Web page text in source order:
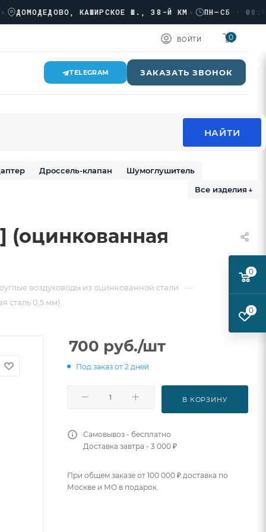
КАШИРСКОЕ Ш., 38-Й КМ › ПН–СБ · 08:00 →
ВОЙТИ 0
TELEGRAM ЗАКАЗАТЬ ЗВОНОК
Дроссель-клапан
Шумоглушитель
Все изделия ↓
(оцинкованная
воздуховоды из оцинкованной стали —
сталь 0,5 мм)
700 руб./шт
Под заказ от 2 дней
В КОРЗИНУ
Самовывоз - бесплатно
Доставка завтра - 3 000 ₽
При общем заказе от 100 000 ₽ доставка по
Москве и МО в подарок.
0
0